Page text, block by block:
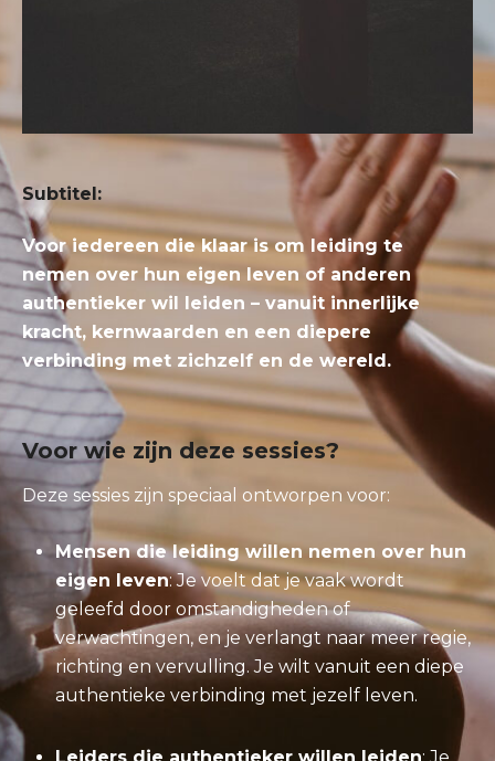
Subtitel:
Voor iedereen die klaar is om leiding te
nemen over hun eigen leven of anderen
authentieker wil leiden – vanuit innerlijke
kracht, kernwaarden en een diepere
verbinding met zichzelf en de wereld.
Voor wie zijn deze sessies?
Deze sessies zijn speciaal ontworpen voor:
Mensen die leiding willen nemen over hun
eigen leven: Je voelt dat je vaak wordt
geleefd door omstandigheden of
verwachtingen, en je verlangt naar meer regie,
richting en vervulling. Je wilt vanuit een diepe
authentieke verbinding met jezelf leven.
Leiders die authentieker willen leiden: Je